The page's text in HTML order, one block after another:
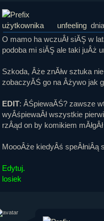
na forum:
do materiałów:
pochwał:3,327
ostrzeżeń:4,170
unfeeling
O mamo ha wczuÂł siĂŞ w
podoba mi siĂŞ ale taki juÂż
Szkoda, Âże znĂłw sztuka
zobaczyĂŚ go na Âżywo jak
EDIT: ÂŚpiewaĂŚ? zawsze
wyÂśpiewaÂł wszystkie
rzÂąd on by komikiem
MoooÂże kiedyÂś speÂłniÂą
Edytuj.
losiek